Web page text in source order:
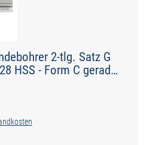
2-tlg. Satz G
HSS - Form C gerade